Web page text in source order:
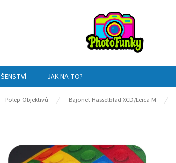
JAK NA TO?
Polep Objektivů Bajonet Hasselblad XCD/Leica M